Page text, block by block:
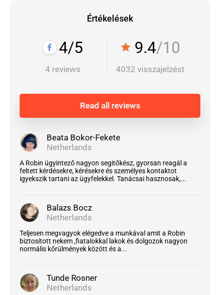
Értékelések
4/5
4 reviews
star 9.4/10
4032 visszajelzést
Read all reviews
Beata Bokor-Fekete
Netherlands
A Robin ügyintező nagyon segitőkész, gyorsan reagál a
feltett kérdésekre, kérésekre és személyes kontaktot
igyekszik tartani az ügyfelekkel. Tanácsai hasznosak,...
Balazs Bocz
Netherlands
Teljesen megvagyok elégedve a munkával amit a Robin
biztosított nekem ,fiatalokkal lakok és dolgozok nagyon
normális kőrülmények között és a...
Tunde Rosner
Netherlands